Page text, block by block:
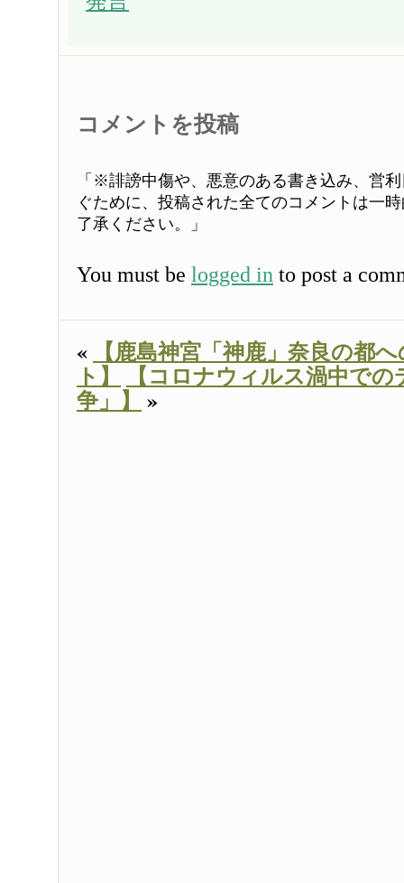
コメントを投稿
「※誹謗中傷や、悪意のある書き込み、営
ぐために、投稿された全てのコメントは一
了承ください。」
You must be logged in to post a
« 【鹿島神宮「神鹿」奈良の都
ト】 【コロナウィルス渦中で
争」】 »